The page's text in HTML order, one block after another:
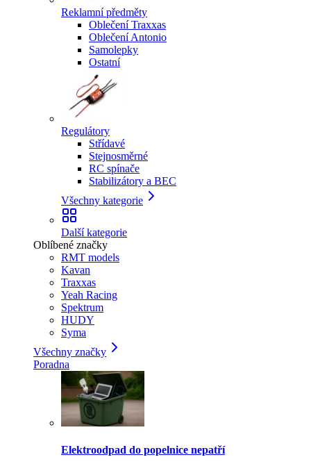
Reklamní předměty
Oblečení Traxxas
Oblečení Antonio
Samolepky
Ostatní
Regulátory
Střídavé
Stejnosměrné
RC spínače
Stabilizátory a BEC
Všechny kategorie
Další kategorie
Oblíbené značky
RMT models
Kavan
Traxxas
Yeah Racing
Spektrum
HUDY
Syma
Všechny značky
Poradna
Elektroodpad do popelnice nepatří